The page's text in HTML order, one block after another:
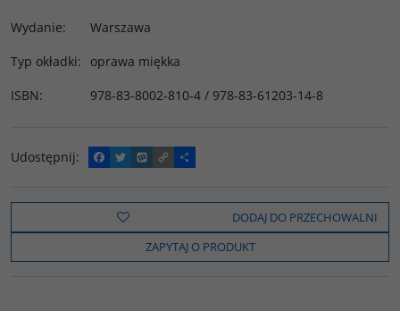
Wydanie:
Warszawa
Typ okładki:
oprawa miękka
ISBN: 978-83-8002-810-4 / 978-83-61203-14-8
Udostępnij:
F
a
e
o
k
T
w
t
t
e
W
y
o
C
o
y
i
n
k
P
o
z
e
l
s
DODAJ DO PRZECHOWALNI
ZAPYTAJ O PRODUKT